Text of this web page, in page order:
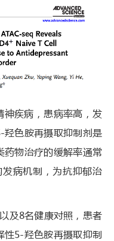
神疾病，患病率高，发
色胺再摄取抑制剂是
药物治疗的缓解率通常
病机制，为抗抑郁治
及8名健康对照，患者
性5-羟色胺再摄取抑制